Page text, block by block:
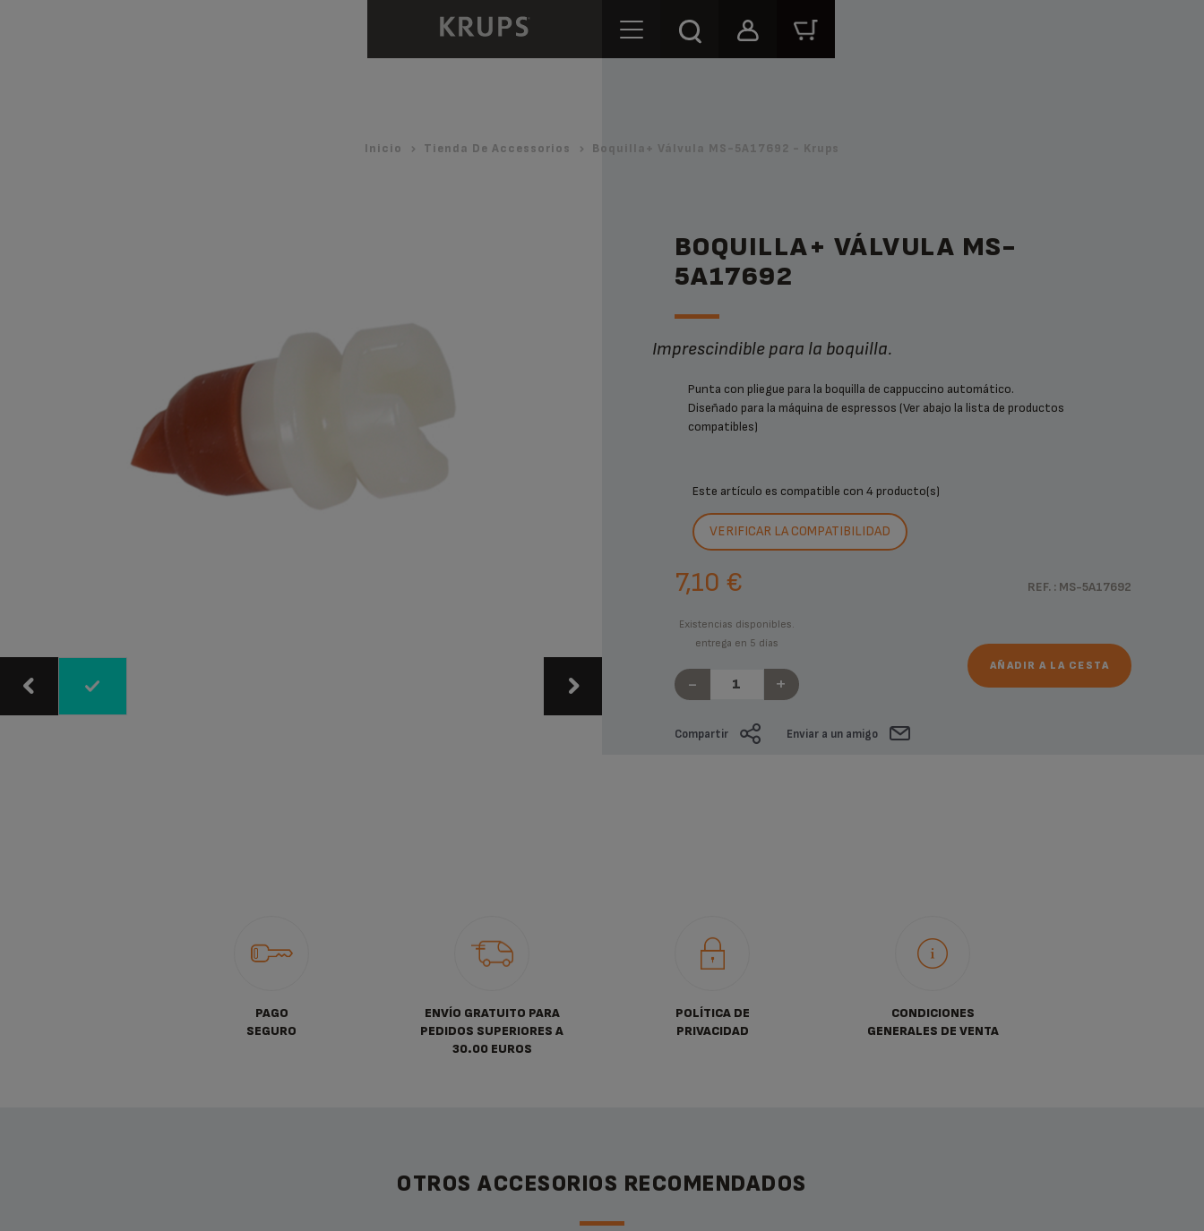
Inicio Tienda De Accessorios Boquilla+ Válvula MS-5A17692 - Krups
BOQUILLA+ VÁLVULA MS-
5A17692
Imprescindible para la boquilla.
Punta con pliegue para la boquilla de cappuccino automático.
Diseñado para la máquina de espressos (Ver abajo la lista de productos
compatibles)
Este artículo es compatible con 4 producto(s)
VERIFICAR LA COMPATIBILIDAD
REF. : MS-5A17692
7,10 €
Existencias disponibles.
entrega en 5 días
- +
AÑADIR A LA CESTA
Compartir Enviar a un amigo
PAGO
SEGURO
ENVÍO GRATUITO PARA
PEDIDOS SUPERIORES A
30.00 EUROS
POLÍTICA DE
PRIVACIDAD
CONDICIONES
GENERALES DE VENTA
OTROS ACCESORIOS RECOMENDADOS